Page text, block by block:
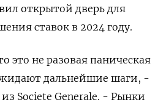
открытой дверь для
ставок в 2024 году.
это не разовая паническая
дальнейшие шаги, -
Societe Generale. - Рынки